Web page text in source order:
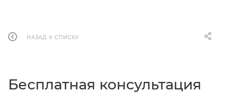
НАЗАД К СПИСКУ
Бесплатная консультация